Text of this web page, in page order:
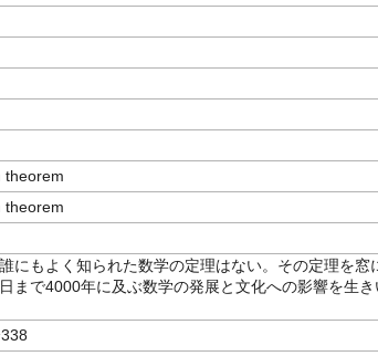
theorem
theorem
にもよく知られた数学の定理はない。その定理を窓
まで4000年に及ぶ数学の発展と文化への影響を生き